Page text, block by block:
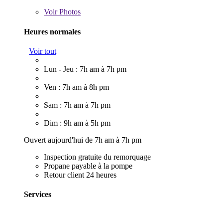
VoirPhotos
Heures normales
Voir tout
Lun - Jeu : 7h am à 7h pm
Ven : 7h am à 8h pm
Sam : 7h am à 7h pm
Dim : 9h am à 5h pm
Ouvert aujourd'hui de 7h am à 7h pm
Inspection gratuite du remorquage
Propane payable à la pompe
Retour client 24 heures
Services